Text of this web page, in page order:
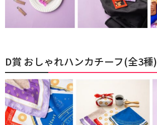
D賞 おしゃれハンカチーフ(全3種)